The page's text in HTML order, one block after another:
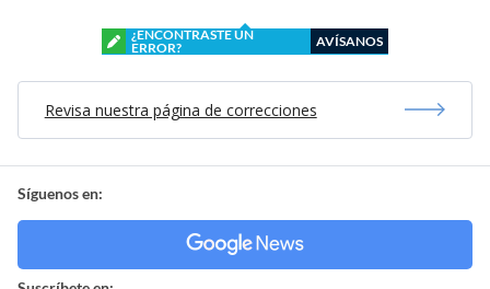
¿ENCONTRASTE UN
ERROR?
AVÍSANOS
Revisa nuestra página de correcciones
Síguenos en: